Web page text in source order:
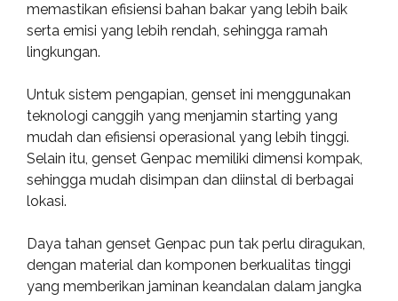
memastikan efisiensi bahan bakar yang lebih baik
serta emisi yang lebih rendah, sehingga ramah
lingkungan.
Untuk sistem pengapian, genset ini menggunakan
teknologi canggih yang menjamin starting yang
mudah dan efisiensi operasional yang lebih tinggi.
Selain itu, genset Genpac memiliki dimensi kompak,
sehingga mudah disimpan dan diinstal di berbagai
lokasi.
Daya tahan genset Genpac pun tak perlu diragukan,
dengan material dan komponen berkualitas tinggi
yang memberikan jaminan keandalan dalam jangka